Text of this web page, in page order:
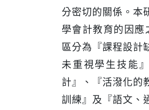
分密切的關係。本
學會計教育的因
區分為『課程設計
未重視學生技能
計』、『活潑化的
訓練』及『語文、